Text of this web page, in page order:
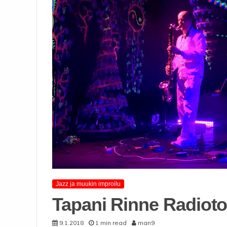
Jazz ja muukin improilu
Tapani Rinne
9.1.2018 1 min read man9